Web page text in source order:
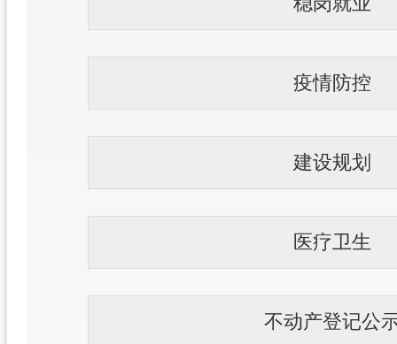
疫情防控
建设规划
医疗卫生
不动产登记公